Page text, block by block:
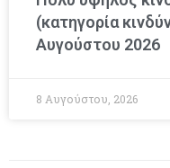
(κατηγορία
Αυγούστου 2026
8 Αυγούστου, 2026